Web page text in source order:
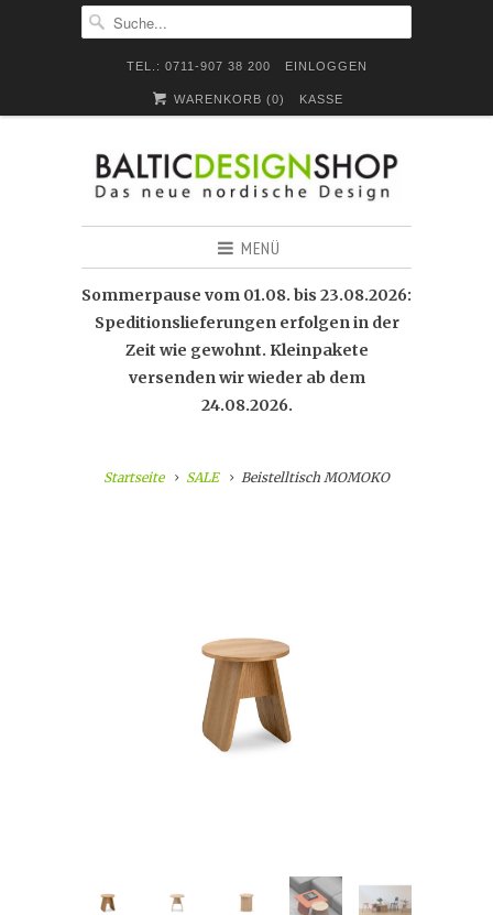
TEL.: 0711-907 38 200 EINLOGGEN
WARENKORB (0) KASSE
MENÜ
Sommerpause vom 01.08. bis 23.08.2026:
Speditionslieferungen erfolgen in der
Zeit wie gewohnt. Kleinpakete
versenden wir wieder ab dem
24.08.2026.
Startseite SALE Beistelltisch MOMOKO